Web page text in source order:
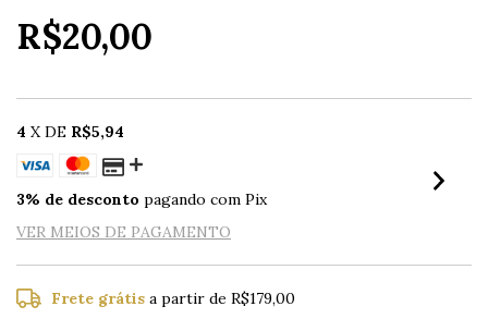
R$20,00
4 X DE R$5,94
3% de desconto pagando com Pix
VER MEIOS DE PAGAMENTO
Frete grátis a partir deR$179,00